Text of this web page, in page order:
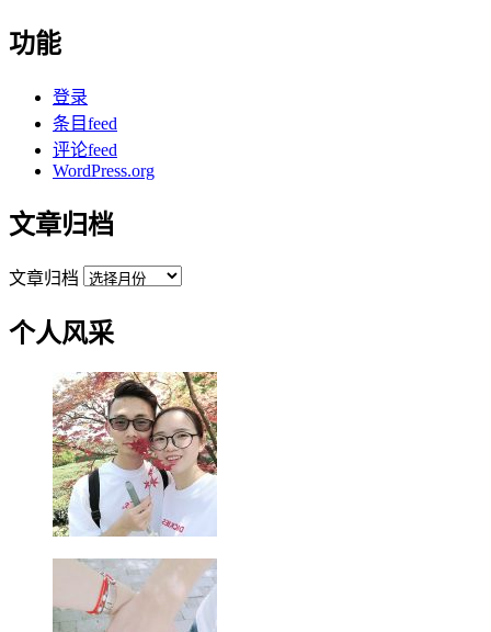
功能
登录
条目feed
评论feed
WordPress.org
文章归档
文章归档
个人风采